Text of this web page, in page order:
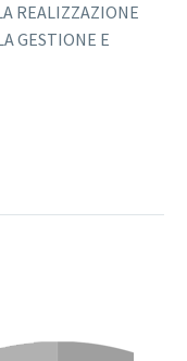
REALIZZAZIONE
GESTIONE E